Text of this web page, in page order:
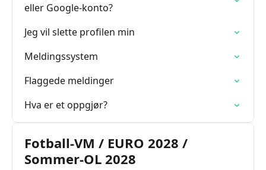
eller Google-konto?
Jeg vil slette profilen min
Meldingssystem
Flaggede meldinger
Hva er et oppgjør?
Fotball-VM / EURO 2028 /
Sommer-OL 2028